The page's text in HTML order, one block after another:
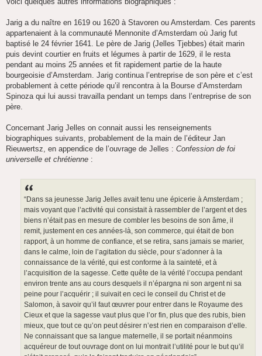
g
Jarig a du naître en 1619 ou 1620 à Stavoren ou Amsterdam. Ces parents
appartenaient à la communauté Mennonite d’Amsterdam où Jarig fut
baptisé le 24 février 1641. Le père de Jarig (Jelles Tjebbes) était marin
puis devint courtier en fruits et légumes à partir de 1629, il le resta
pendant au moins 25 années et fit rapidement partie de la haute
bourgeoisie d’Amsterdam. Jarig continua l’entreprise de son père et c’est
probablement à cette période qu’il rencontra à la Bourse d’Amsterdam
Spinoza qui lui aussi travailla pendant un temps dans l’entreprise de son
père.
Concernant Jarig Jelles on connait aussi les renseignements
biographiques suivants, probablement de la main de l’éditeur Jan
Rieuwertsz, en appendice de l’ouvrage de Jelles : Confession de foi
universelle et chrétienne :
“Dans sa jeunesse Jarig Jelles avait tenu une épicerie à Amsterdam ;
mais voyant que l’activité qui consistait à rassembler de l’argent et des
biens n’était pas en mesure de combler les besoins de son âme, il
remit, justement en ces années-là, son commerce, qui était de bon
rapport, à un homme de confiance, et se retira, sans jamais se marier,
dans le calme, loin de l’agitation du siècle, pour s’adonner à la
connaissance de la vérité, qui est conforme à la sainteté, et à
l’acquisition de la sagesse. Cette quête de la vérité l’occupa pendant
environ trente ans au cours desquels il n’épargna ni son argent ni sa
peine pour l’acquérir ; il suivait en ceci le conseil du Christ et de
Salomon, à savoir qu’il faut œuvrer pour entrer dans le Royaume des
Cieux et que la sagesse vaut plus que l’or fin, plus que des rubis, bien
mieux, que tout ce qu’on peut désirer n’est rien en comparaison d’elle.
Ne connaissant que sa langue maternelle, il se portait néanmoins
acquéreur de tout ouvrage dont on lui montrait l’utilité pour le but qu’il